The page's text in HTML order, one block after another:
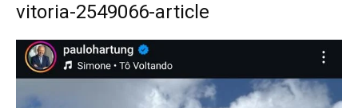
vitoria-2549066-article